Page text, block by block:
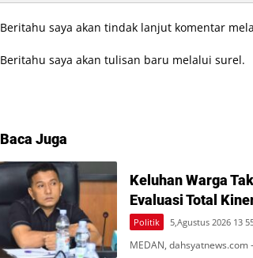
Beritahu saya akan tindak lanjut komentar
Beritahu saya akan tulisan baru melalui surel.
Baca Juga
Keluhan Warga
Evaluasi Total
Politik 5,Agustus 2026 13
MEDAN,